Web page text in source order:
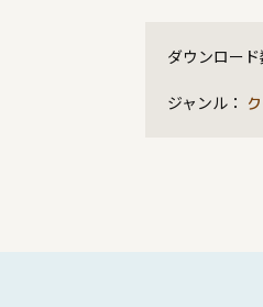
ダウンロード
ジャンル：